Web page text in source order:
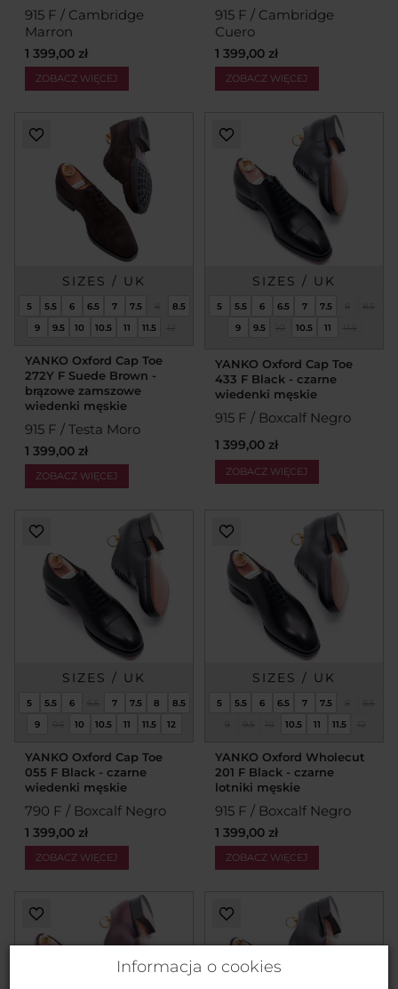
915 F / Cambridge
Marron
1 399,00 zł
ZOBACZ WIĘCEJ
915 F / Cambridge
Cuero
1 399,00 zł
ZOBACZ WIĘCEJ
SIZES / UK
5 5.5 6 6.5 7 7.5 8
8.5
9
9.5 10 10.5 11 11.5 12
YANKO Oxford Cap Toe
272Y F Suede Brown -
brązowe zamszowe
wiedenki męskie
915 F / Testa Moro
1 399,00 zł
ZOBACZ WIĘCEJ
SIZES / UK
5 5.5 6 6.5 7 7.5 8
8.5
9
9.5 10 10.5 11 11.5
YANKO Oxford Cap Toe
433 F Black - czarne
wiedenki męskie
915 F / Boxcalf Negro
1 399,00 zł
ZOBACZ WIĘCEJ
SIZES / UK
5 5.5 6 6.5 7 7.5 8
8.5
9
9.5 10 10.5 11 11.5 12
YANKO Oxford Cap Toe
055 F Black - czarne
wiedenki męskie
790 F / Boxcalf Negro
1 399,00 zł
ZOBACZ WIĘCEJ
SIZES / UK
5 5.5 6 6.5 7 7.5 8
8.5
9
9.5 10 10.5 11 11.5 12
YANKO Oxford Wholecut
201 F Black - czarne
lotniki męskie
915 F / Boxcalf Negro
1 399,00 zł
ZOBACZ WIĘCEJ
Informacja o cookies